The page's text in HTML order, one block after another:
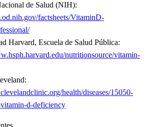
de Salud (NIH):
factsheets/VitaminD-
Harvard, Escuela de Salud Pública:
nutritionsource/vitamin-
health/diseases/15050-
d-deficiency